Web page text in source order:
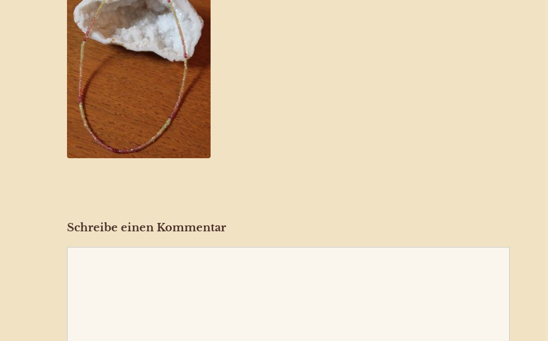
Schreibe einen Kommentar